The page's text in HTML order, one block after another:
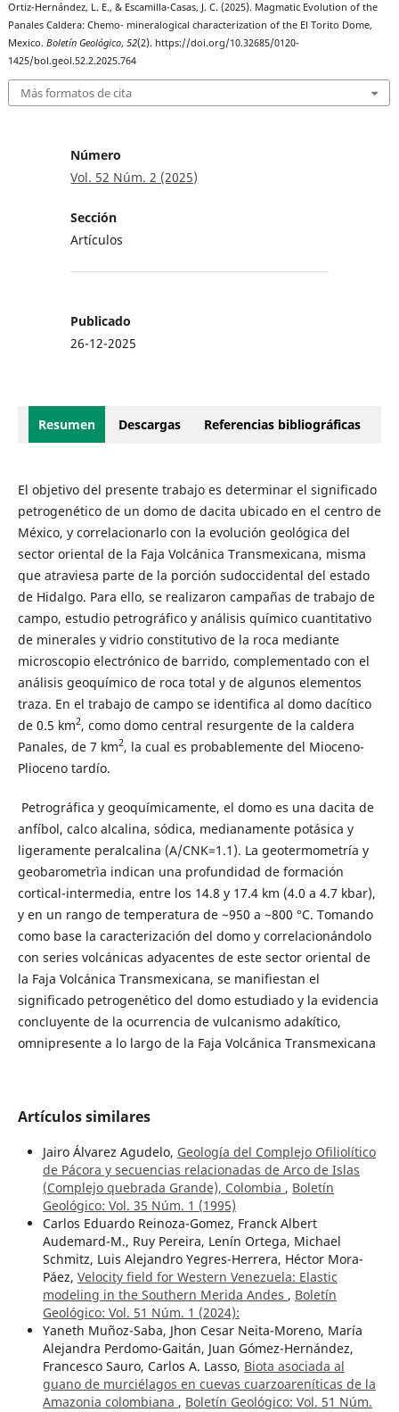
Ortiz-Hernández, L. E., & Escamilla-Casas, J. C. (2025). Magmatic Evolution of the
Panales Caldera: Chemo- mineralogical characterization of the El Torito Dome,
Mexico.Boletín Geológico,52(2). https://doi.org/10.32685/0120-
1425/bol.geol.52.2.2025.764
Más formatos de cita
Número
Vol. 52 Núm. 2 (2025)
Sección
Artículos
Publicado
26-12-2025
Resumen Descargas Referencias bibliográficas
El objetivo del presente trabajo es determinar el significado
petrogenético de un domo de dacita ubicado en el centro de
México, y correlacionarlo con la evolución geológica del
sector oriental de la Faja Volcánica Transmexicana, misma
que atraviesa parte de la porción sudoccidental del estado
de Hidalgo. Para ello, se realizaron campañas de trabajo de
campo, estudio petrográfico y análisis químico cuantitativo
de minerales y vidrio constitutivo de la roca mediante
microscopio electrónico de barrido, complementado con el
análisis geoquímico de roca total y de algunos elementos
traza. En el trabajo de campo se identifica al domo dacítico
de 0.5 km2, como domo central resurgente de la caldera
Panales, de 7 km2, la cual es probablemente del Mioceno-
Plioceno tardío.
Petrográfica y geoquímicamente, el domo es una dacita de
anfíbol, calco alcalina, sódica, medianamente potásica y
ligeramente peralcalina (A/CNK=1.1). La geotermometría y
geobarometrìa indican una profundidad de formación
cortical-intermedia, entre los 14.8 y 17.4 km (4.0 a 4.7 kbar),
y en un rango de temperatura de ~950 a ~800 °C. Tomando
como base la caracterización del domo y correlacionándolo
con series volcánicas adyacentes de este sector oriental de
la Faja Volcánica Transmexicana, se manifiestan el
significado petrogenético del domo estudiado y la evidencia
concluyente de la ocurrencia de vulcanismo adakítico,
omnipresente a lo largo de la Faja Volcánica Transmexicana
Artículos similares
Jairo Álvarez Agudelo, Geología del Complejo Ofiliolítico
de Pácora y secuencias relacionadas de Arco de Islas
(Complejo quebrada Grande), Colombia , Boletín
Geológico: Vol. 35 Núm. 1 (1995)
Carlos Eduardo Reinoza-Gomez, Franck Albert
Audemard-M., Ruy Pereira, Lenín Ortega, Michael
Schmitz, Luis Alejandro Yegres-Herrera, Héctor Mora-
Páez, Velocity field for Western Venezuela: Elastic
modeling in the Southern Merida Andes , Boletín
Geológico: Vol. 51 Núm. 1 (2024):
Yaneth Muñoz-Saba, Jhon Cesar Neita-Moreno, María
Alejandra Perdomo-Gaitán, Juan Gómez-Hernández,
Francesco Sauro, Carlos A. Lasso, Biota asociada al
guano de murciélagos en cuevas cuarzoareníticas de la
Amazonia colombiana , Boletín Geológico: Vol. 51 Núm.